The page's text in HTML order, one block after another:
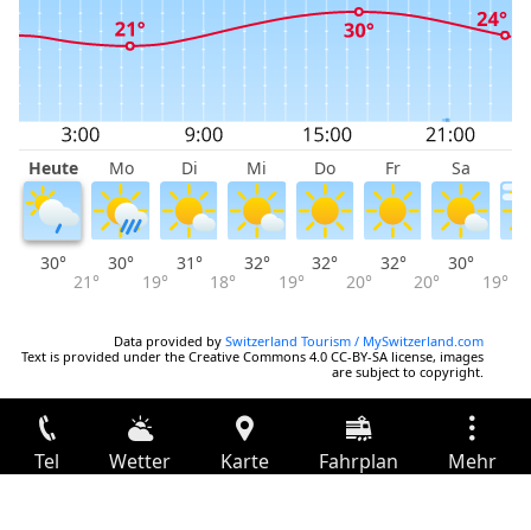
Heute Mo Di Mi Do Fr Sa
30°
21°
30°
19°
31°
18°
32°
19°
32°
20°
32°
20°
30°
19°
Data provided by Switzerland Tourism / MySwitzerland.com
Text is provided under the Creative Commons 4.0 CC-BY-SA license, images
are subject to copyright.
Tel Wetter Karte Fahrplan Mehr